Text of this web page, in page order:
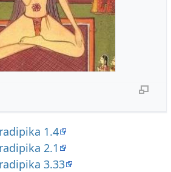
1.4
2.1
3.33